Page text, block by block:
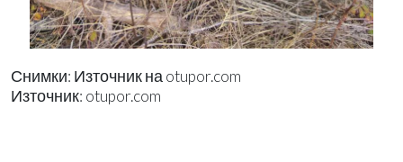
Снимки: Източник на otupor.com
Източник: otupor.com